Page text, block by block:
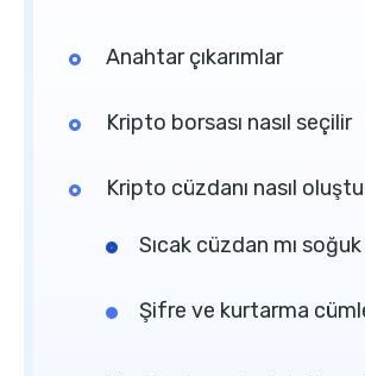
Anahtar çıkarımlar
Kripto borsası nasıl seçilir
Kripto cüzdanı nasıl
Sıcak cüzdan mı
Şifre ve kurtarma